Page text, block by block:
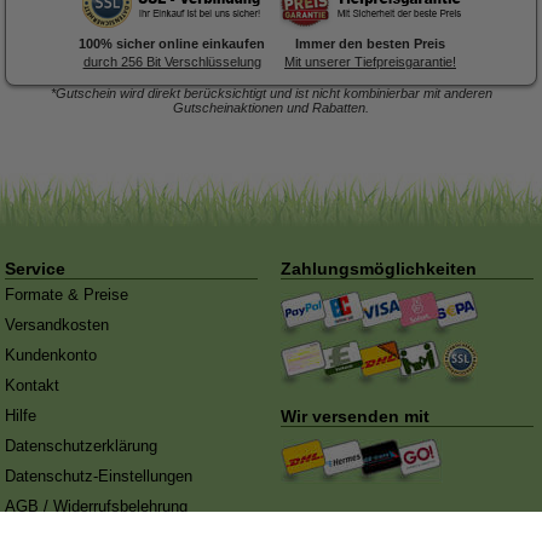
100% sicher online einkaufen
durch 256 Bit Verschlüsselung
Immer den besten Preis
Mit unserer Tiefpreisgarantie!
ein
*Gutschein wird direkt berücksichtigt und ist nicht kombinierbar mit anderen
Gutscheinaktionen und Rabatten.
Service
Formate & Preise
Versandkosten
Kundenkonto
Kontakt
Hilfe
Datenschutzerklärung
Datenschutz-Einstellungen
AGB /Widerrufsbelehrung
Zahlungsmöglichkeiten
Wir versenden mit